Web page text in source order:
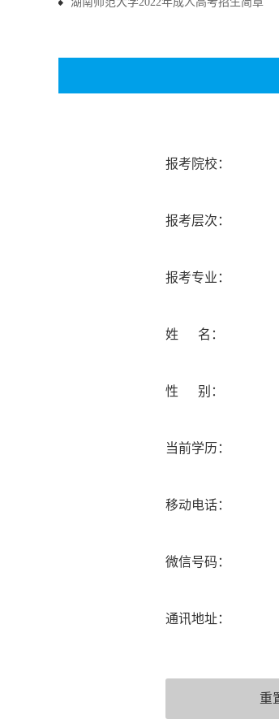
报考院校：
报考层次：
报考专业：
姓 名：
性 别：
当前学历：
移动电话：
微信号码：
通讯地址：